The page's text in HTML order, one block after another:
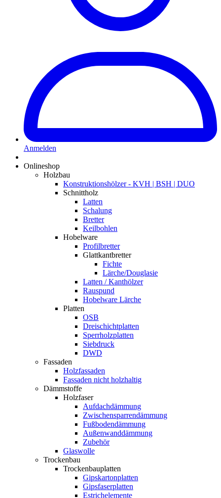
Anmelden
Onlineshop
Holzbau
Konstruktionshölzer - KVH | BSH | DUO
Schnittholz
Latten
Schalung
Bretter
Keilbohlen
Hobelware
Profilbretter
Glattkantbretter
Fichte
Lärche/Douglasie
Latten / Kanthölzer
Rauspund
Hobelware Lärche
Platten
OSB
Dreischichtplatten
Sperrholzplatten
Siebdruck
DWD
Fassaden
Holzfassaden
Fassaden nicht holzhaltig
Dämmstoffe
Holzfaser
Aufdachdämmung
Zwischensparrendämmung
Fußbodendämmung
Außenwanddämmung
Zubehör
Glaswolle
Trockenbau
Trockenbauplatten
Gipskartonplatten
Gipsfaserplatten
Estrichelemente